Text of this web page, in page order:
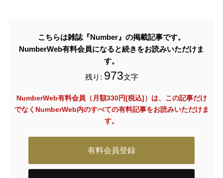
こちらは雑誌『Number』の掲載記事です。
NumberWeb有料会員になると続きをお読みいただけま
す。
残り: 973文字
NumberWeb有料会員（月額330円[税込]）は、この記事だけ
でなく NumberWeb内のすべての有料記事をお読みいただけま
す。
有料会員登録